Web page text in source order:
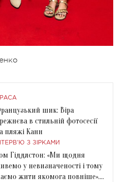
шик: Віра
в стильній фотосесії
пляжі Канн
З ЗІРКАМИ
Гіддлстон: «Ми щодня
у невизначеності і тому
жити якомога повніше».